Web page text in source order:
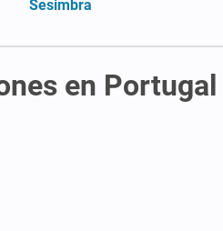
Sesimbra
en Portugal